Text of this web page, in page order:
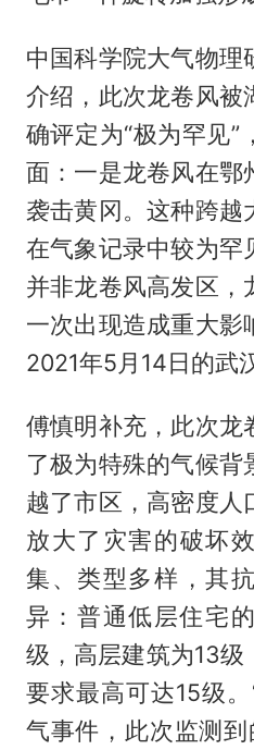
中国科学院大气物理
介绍，此次龙卷风被
确评定为“极为罕见”
面：一是龙卷风在鄂
袭击黄冈。这种跨越
在气象记录中较为罕
并非龙卷风高发区，
一次出现造成重大影
2021年5月14日的武
傅慎明补充，此次龙
了极为特殊的气候背
越了市区，高密度人
放大了灾害的破坏
集、类型多样，其
异：普通低层住宅
级，高层建筑为13级
要求最高可达15级
气事件，此次监测